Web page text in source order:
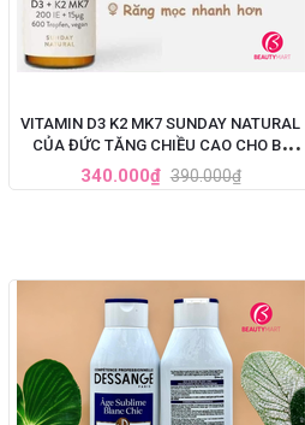
VITAMIN D3 K2 MK7 SUNDAY NATURAL
CỦA ĐỨC TĂNG CHIỀU CAO CHO BÉ
20ML
340.000₫ 390.000₫